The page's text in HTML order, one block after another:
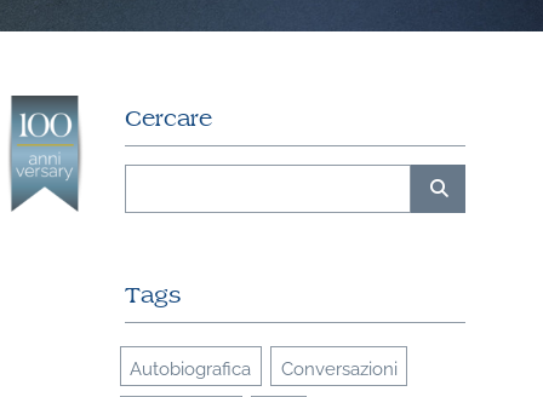
Cercare
Tags
Autobiografica Conversazioni